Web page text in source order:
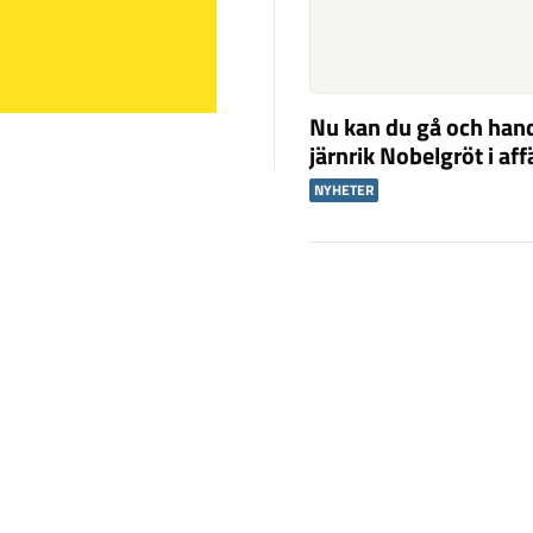
Nu kan du gå och
järnrik Nobelgröt i
NYHETER